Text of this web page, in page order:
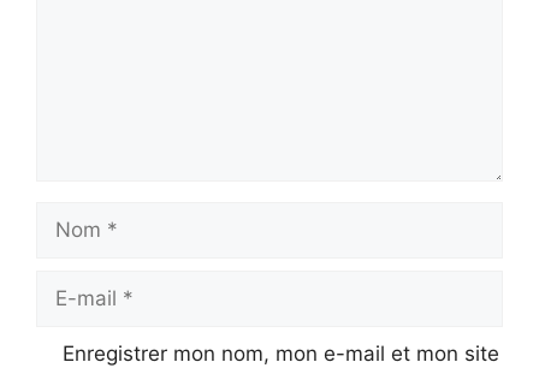
Nom
Enregistrer mon nom, mon e-mail et mon site